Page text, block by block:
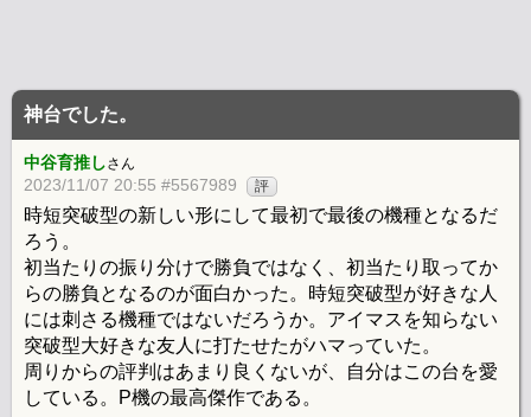
神台でした。
中谷育推しさん
2023/11/07 20:55 #5567989 評
時短突破型の新しい形にして最初で最後の機種となるだ
ろう。
初当たりの振り分けで勝負ではなく、初当たり取ってか
らの勝負となるのが面白かった。時短突破型が好きな人
には刺さる機種ではないだろうか。アイマスを知らない
突破型大好きな友人に打たせたがハマっていた。
周りからの評判はあまり良くないが、自分はこの台を愛
している。P機の最高傑作である。